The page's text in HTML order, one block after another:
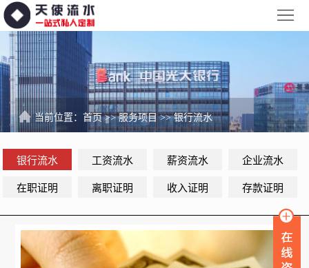
网
首
行
工
水
流
业
服
当前位置：首页>>服务项目 >>银行流水
银行流水 工资流水 薪资流水 企业流水
在职证明 离职证明 收入证明 存款证明